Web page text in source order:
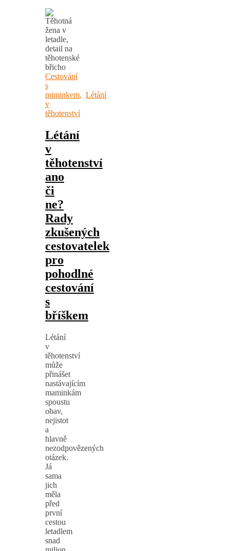
Cestování
s
miminkem, Létání
v
těhotenství
Létání
v
těhotenství
ano
či
ne?
Rady
zkušených
cestovatelek
pro
pohodlné
cestování
s
bříškem
Létání
v
těhotenství
může
přinášet
nastávajícím
maminkám
spoustu
obav,
nejistot
a
hlavně
nezodpovězených
otázek.
Já
sama
jich
měla
před
první
cestou
letadlem
snad